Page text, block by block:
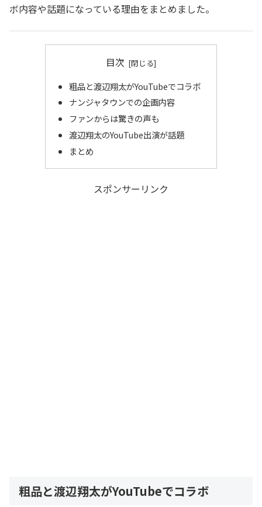
ボ内容や話題になっている理由をまとめました。
目次
粗品と渡辺翔太がYouTubeでコラボ
ナンジャタウンでの企画内容
ファンからは驚きの声も
渡辺翔太のYouTube出演が話題
まとめ
スポンサーリンク
粗品と渡辺翔太がYouTubeでコラボ